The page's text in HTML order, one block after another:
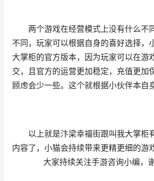
两个游戏在经营模式上没有什么不
不同，玩家可以根据自身的喜好选择，
大掌柜的官方版本，因为玩家可以在游
交，且官方的运营更加稳定，充值更加
顾虑会少一些。这个就根据小伙伴本自
以上就是汴梁幸福街跟叫我大掌柜
内容了，小猫会持续带来更精更细的游
大家持续关注手游咨询小编，